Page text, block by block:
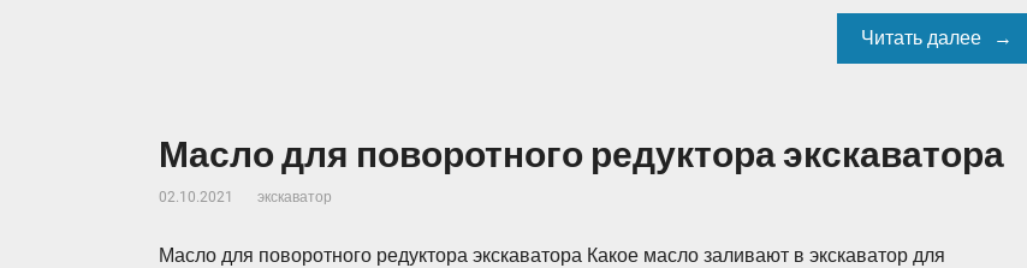
Читать далее
Масло для поворотного редуктора экскаватора
02.10.2021 экскаватор
Масло для поворотного редуктора экскаватора Какое масло заливают в экскаватор для